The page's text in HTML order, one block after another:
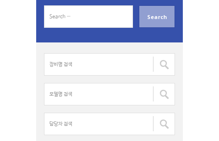
a
명
색
:
델
명
:자